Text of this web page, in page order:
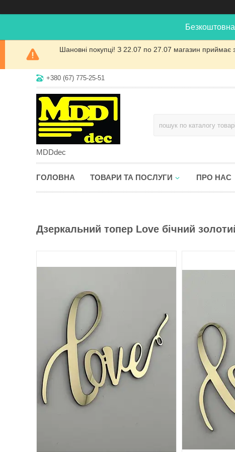
Шановні покупці! З 22.07 по 27.07 магазин
+380 (67) 775-25-51
MDDdec
ГОЛОВНА ТОВАРИ ТА ПОСЛУГИ ПРО НАС
Дзеркальний топер Love бічний